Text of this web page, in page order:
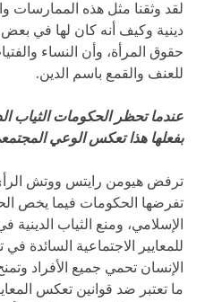
لقد وثقنا مثل هذه
دينية وكيف أنه كان لها في بعض
حقوق المرأة، وأن النساء
للعنف والقمع باسم الدين.
عندما تحظر الحكومات الثياب
بفعلها هذا تعكس الوعي
ترفض هيومن رايتس ووتش الرأي
تفرضها الحكومات فيما يخص
الإسلامي، ومنع الثياب
للمعايير الاجتماعية السائدة
الإنسان تحمي جميع الأفراد
ما تعتبر ضد قوانين تعكس